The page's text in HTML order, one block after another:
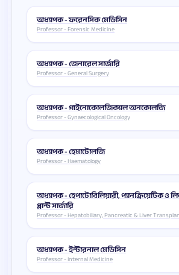
অধ্যাপক - ফরেনসিক মেডিসিন
Professor - Forensic Medicine
অধ্যাপক - জেনারেল সার্জারি
Professor - General Surgery
অধ্যাপক - গাইনোকোলজিক্যাল অনকোলজি
Professor - Gynaecological Oncology
অধ্যাপক - হেমাটোলজি
Professor - Haematology
অধ্যাপক - হেপাটোবিলিয়ারী, প্যানক্রিয়েটিক ও
প্লান্ট সার্জারি
Professor - Hepatobiliary, Pancreatic & Liver
অধ্যাপক - ইন্টারনাল মেডিসিন
Professor - Internal Medicine